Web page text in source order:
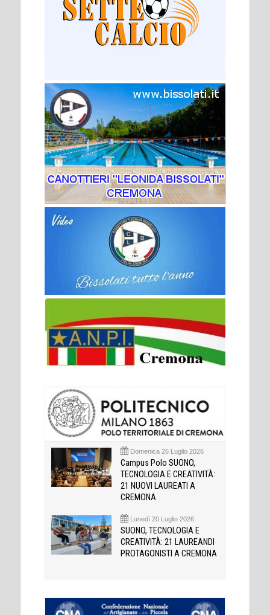
Domenica 26 Luglio 2026
Campus Polo SUONO,
TECNOLOGIA E CREATIVITÀ:
21 NUOVI LAUREATI A
CREMONA
Lunedì 20 Luglio 2026
SUONO, TECNOLOGIA E
CREATIVITÀ: 21 LAUREANDI
PROTAGONISTI A CREMONA